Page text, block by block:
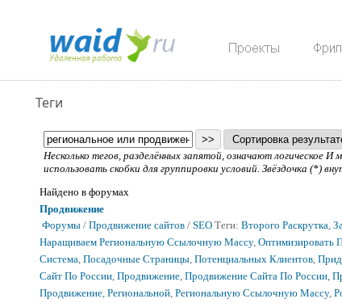
Теги
Несколько тегов, разделённых запятой, означают
использовать скобки для группировки условий. Звёздочка (*)
Найдено в форумах
Продвижение
Форумы / Продвижение сайтов / SEO Теги: Второго Раскрутка,
Наращиваем Региональную Ссылочную Массу, Оптимизировать
Система, Посадочные Страницы, Потенциальных Клиентов,
Сайт По России, Продвижение, Продвижение Сайта По России,
Продвижение, Региональной, Региональную Ссылочную Массу,